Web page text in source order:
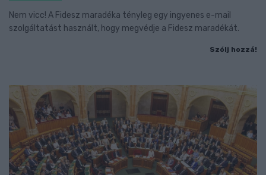
Nem vicc! A Fidesz maradéka tényleg egy ingyenes e-mail
szolgáltatást használt, hogy megvédje a Fidesz maradékát.
Szólj hozzá!